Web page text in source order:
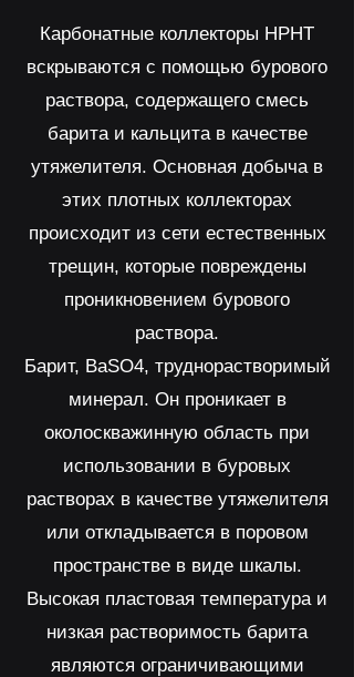
Карбонатные коллекторы HPHT
вскрываются с помощью бурового
раствора, содержащего смесь
барита и кальцита в качестве
утяжелителя. Основная добыча в
этих плотных коллекторах
происходит из сети естественных
трещин, которые повреждены
проникновением бурового
раствора.
Барит, BaSO4, труднорастворимый
минерал. Он проникает в
околоскважинную область при
использовании в буровых
растворах в качестве утяжелителя
или откладывается в поровом
пространстве в виде шкалы.
Высокая пластовая температура и
низкая растворимость барита
являются ограничивающими